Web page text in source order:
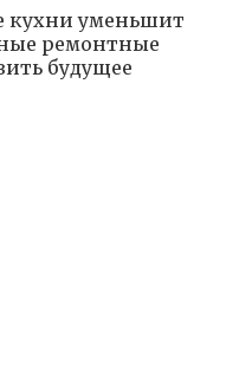
кухни уменьшит
ремонтные
будущее